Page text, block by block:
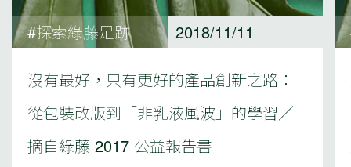
#探索綠藤足跡 2018/11/11
沒有最好，只有更好的產品創新之路：
從包裝改版到「非乳液風波」的學習／
摘自綠藤 2017 公益報告書